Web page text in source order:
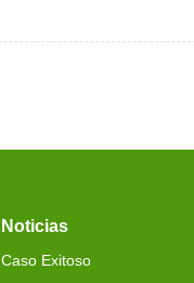
Noticias
Caso Exitoso